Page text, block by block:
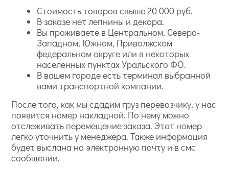
Стоимость товаров свыше 20 000 руб.
В заказе нет лепнины и декора.
Вы проживаете в Центральном, Северо-
Западном, Южном, Приволжском
федеральном округе или в некоторых
населенных пунктах Уральского ФО.
В вашем городе есть терминал выбранной
вами транспортной компании.
После того, как мы сдадим груз перевозчику, у нас
появится номер накладной. По нему можно
отслеживать перемещение заказа. Этот номер
легко уточнить у менеджера. Также информация
будет выслана на электронную почту и в смс
сообщении.